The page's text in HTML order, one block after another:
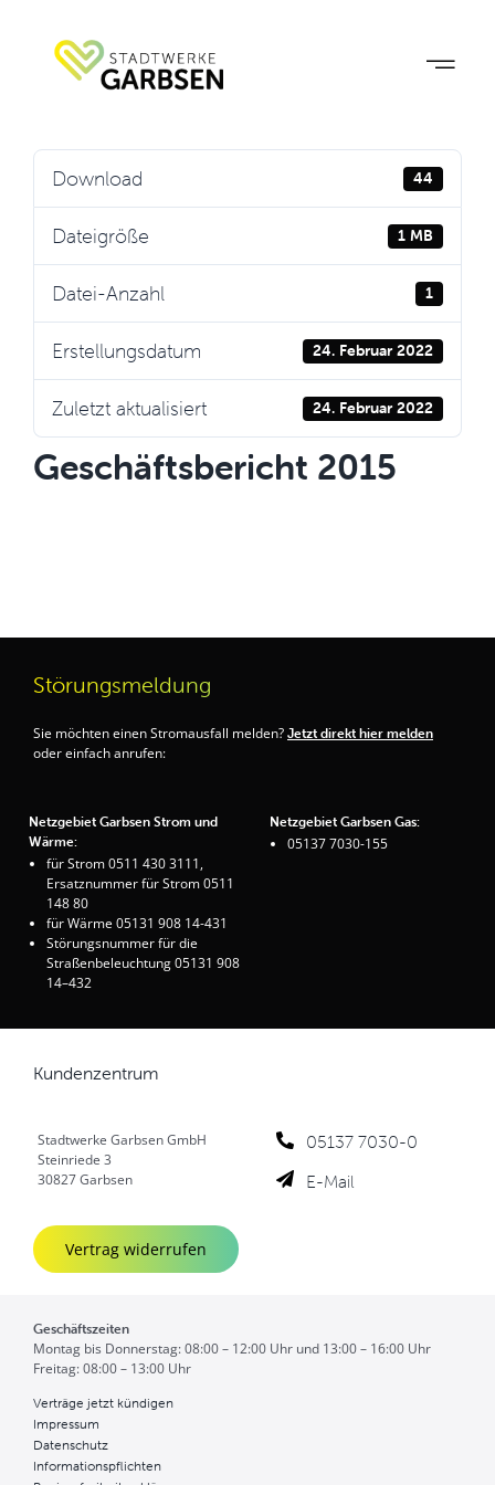
springen
Download 44
Dateigröße 1 MB
Datei-Anzahl 1
Erstellungsdatum 24. Februar 2022
Zuletzt aktualisiert 24. Februar 2022
Geschäftsbericht 2015
Störungsmeldung
Sie möchten einen Stromausfall melden? Jetzt direkt hier melden
oder einfach anrufen:
Netzgebiet Garbsen Strom und
Wärme:
für Strom 0511 430 3111,
Ersatznummer für Strom 0511
148 80
für Wärme 05131 908 14-431
Störungsnummer für die
Straßenbeleuchtung 05131 908
14–432
Netzgebiet Garbsen Gas:
05137 7030-155
Kundenzentrum
Stadtwerke Garbsen GmbH
Steinriede 3
30827 Garbsen
05137 7030-0
E-Mail
Vertrag widerrufen
Geschäftszeiten
Montag bis Donnerstag: 08:00 – 12:00 Uhr und 13:00 – 16:00 Uhr
Freitag: 08:00 – 13:00 Uhr
Verträge jetzt kündigen
Impressum
Datenschutz
Informationspflichten